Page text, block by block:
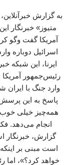
به گزارش
متیوز» خبرنگار
آمریکا گفت‌ وگو
اسرائیل دوباره
ایرنا، این شبکه
رئیس‌جمهور آمریکا
وارد جنگ با ایران
پاسخ به این
همه‌چیز خیلی خوب
انجام می‌دهد.
گزارش، خبرنگار
است مبنی بر
خواهد کرد؟»،